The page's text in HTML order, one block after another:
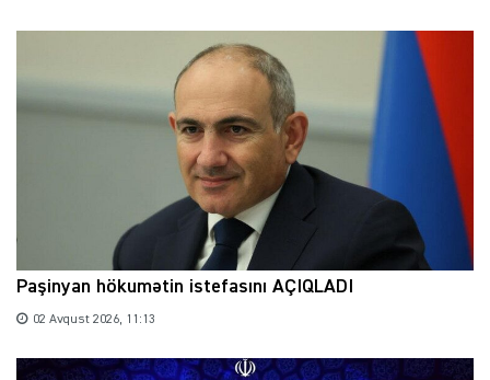
Paşinyan hökumətin istefasını AÇIQLADI
02 Avqust 2026, 11:13